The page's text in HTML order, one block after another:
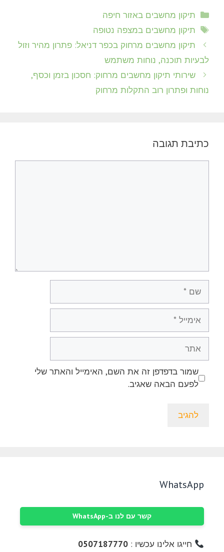
קטגוריות
תיקון מחשבים באזור חיפה
תגיות
תיקון מחשבים במצפה נטופה
תיקון מחשבים מרחוק בכפר דניאל: פתרון מהיר וזול
לבעיות תוכנה, נוחות משתמש
שירותי תיקון מחשבים מרחוק: חסכון בזמן וכסף,
נוחות ופתרון רוב התקלות מרחוק
כתיבת תגובה
שמור בדפדפן זה את השם, האימייל והאתר שלי
לפעם הבאה שאגיב.
WhatsApp
קשר עם לנו ב-WhatsApp
חייגו אלינו עכשיו :0507187770